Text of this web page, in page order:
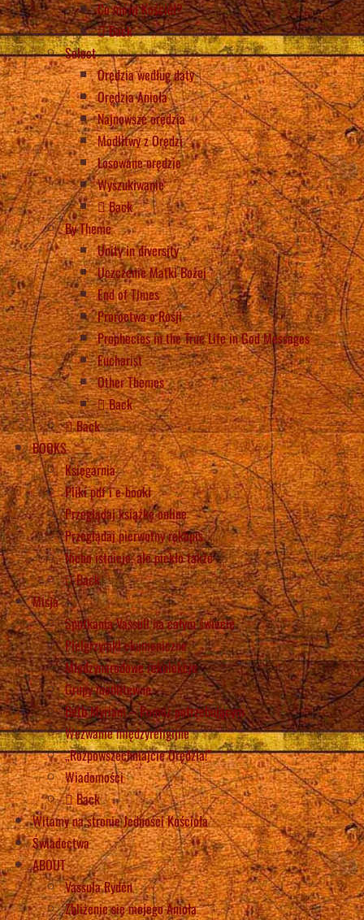
Co mówi Kościół?
Back
Select
Orędzia według daty
Orędzia Anioła
Najnowsze orędzia
Modlitwy z Orędzi
Losowane orędzie
Wyszukiwanie
Back
By Theme
Unity in diversity
Uczczenie Matki Bożej
End of Times
Proroctwa o Rosji
Prophecies in the True Life in God Messages
Eucharist
Other Themes
Back
Back
BOOKS
Księgarnia
Pliki pdf i e-booki
Przeglądaj książkę online
Przeglądaj pierwotny rękopis
Niebo istnieje, ale piekło także
Back
Misja
Spotkania Vassuli na całym świecie
Pielgrzymki ekumeniczne
Międzynarodowe rekolekcje
Grupy modlitewne
Beth Myriam – Pomóż potrzebującym
Wezwanie międzyreligijne
„Rozpowszechniajcie Orędzia!”
Wiadomości
Back
Witamy na stronie Jedności Kościoła
Świadectwa
ABOUT
Vassula Rydén
Zbliżenie się mojego Anioła